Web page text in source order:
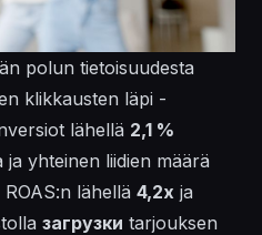
polun tietoisuudesta
klikkausten läpi -
lähellä 2,1 %
yhteinen liidien määrä
lähellä 4,2x ja
загрузки tarjouksen